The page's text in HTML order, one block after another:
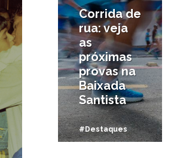
Publicar no X
Corrida de
rua: veja
as
próximas
provas na
Baixada
Santista
#Destaques